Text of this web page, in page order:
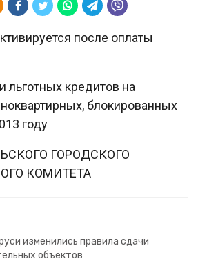
после оплаты
льготных кредитов на
блокированных
году
ГОРОДСКОГО
КОМИТЕТА
изменились правила сдачи
объектов